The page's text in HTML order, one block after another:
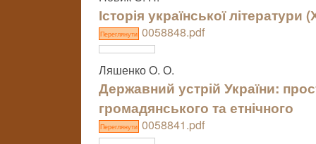
Історія української літератури
Переглянути 0058848.pdf
Ляшенко О. О.
Державний устрій України:
громадянського та етнічного
Переглянути 0058841.pdf